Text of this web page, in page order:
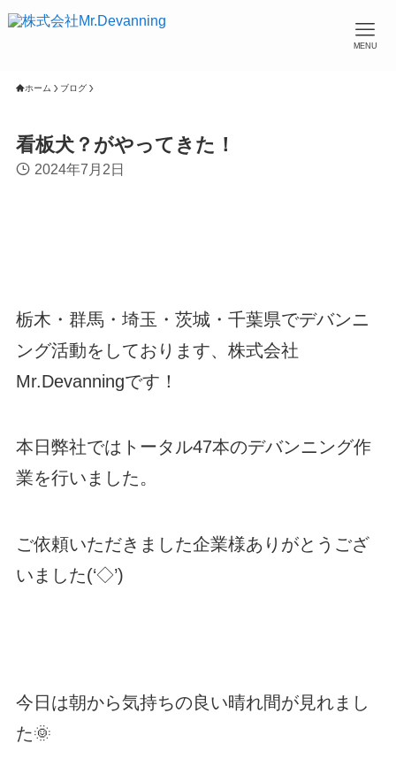
MENU
ホーム ブログ
看板犬？がやってきた！
2024年7月2日
栃木・群馬・埼玉・茨城・千葉県でデバンニ
ング活動をしております、株式会社
Mr.Devanningです！
本日弊社ではトータル47本のデバンニング作
業を行いました。
ご依頼いただきました企業様ありがとうござ
いました(‘◇’)ゞ
今日は朝から気持ちの良い晴れ間が見れまし
た🌞